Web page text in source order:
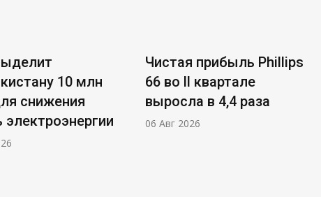
10 млн
снижения
электроэнергии
Чистая прибыль Phillips
66 во ll квартале
выросла в 4,4 раза
06 Авг 2026